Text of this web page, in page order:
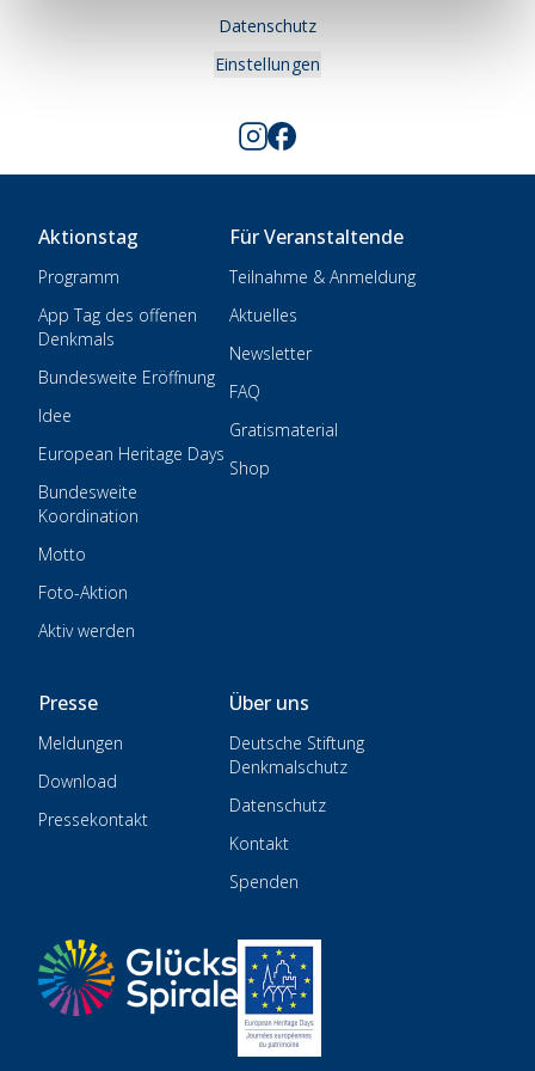
Datenschutz
Einstellungen
Aktionstag
Programm
App Tag des offenen
Denkmals
Bundesweite Eröffnung
Idee
European Heritage Days
Bundesweite
Koordination
Motto
Foto-Aktion
Aktiv werden
Für Veranstaltende
Teilnahme & Anmeldung
Aktuelles
Newsletter
FAQ
Gratismaterial
Shop
Presse
Meldungen
Download
Pressekontakt
Über uns
Deutsche Stiftung
Denkmalschutz
Datenschutz
Kontakt
Spenden